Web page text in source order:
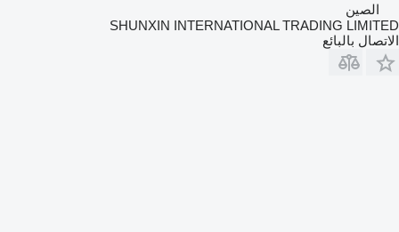
الصين
SHUNXIN INTERNATIONAL TRADING LIMITED
الاتصال بالبائع